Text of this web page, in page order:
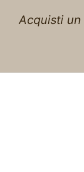
Acquisti